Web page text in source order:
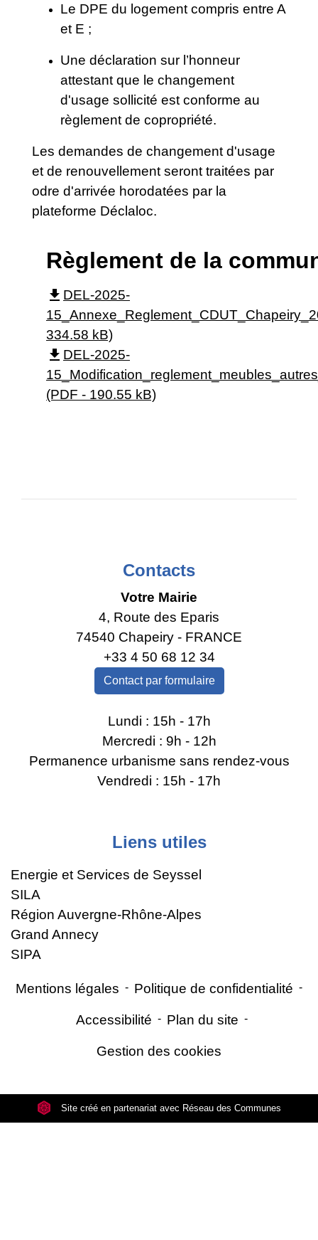
Le DPE du logement compris entre A
et E ;
Une déclaration sur l’honneur
attestant que le changement
d'usage sollicité est conforme au
règlement de copropriété.
Les demandes de changement d'usage
et de renouvellement seront traitées par
odre d'arrivée horodatées par la
plateforme Déclaloc.​​​​​​​​​​​
Règlement de la
file_download DEL-2025-
334.58 kB)
file_download DEL-2025-
(PDF - 190.55 kB)
Contacts
Votre Mairie
4, Route des Eparis
74540 Chapeiry - FRANCE
+33 4 50 68 12 34
Contact par formulaire
Lundi : 15h - 17h
Mercredi : 9h - 12h
Permanence urbanisme sans rendez-vous
Vendredi : 15h - 17h
Liens utiles
Energie et Services de Seyssel
SILA
Région Auvergne-Rhône-Alpes
Grand Annecy
SIPA
Mentions légales - Politique de confidentialité -
Accessibilité - Plan du site -
Gestion des cookies
Site créé en partenariat avec Réseau des Communes